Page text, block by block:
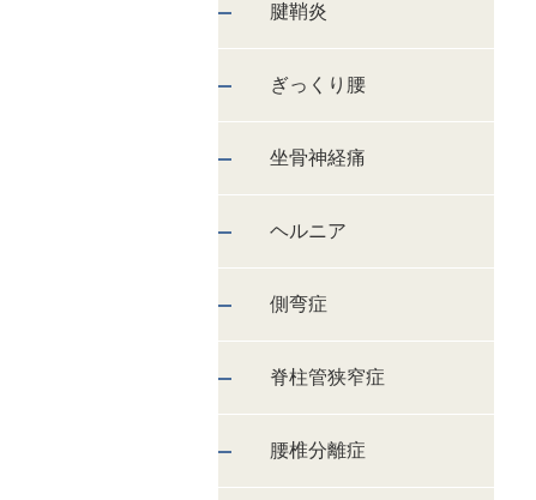
腱鞘炎
ぎっくり腰
坐骨神経痛
ヘルニア
側弯症
脊柱管狭窄症
腰椎分離症